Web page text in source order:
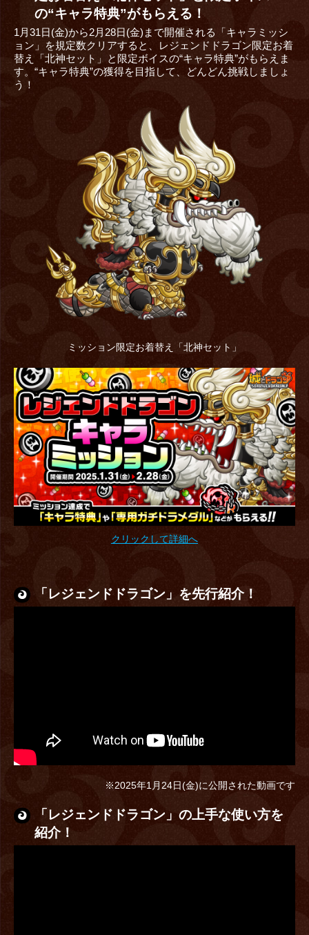
の“キャラ特典”がもらえる！
1月31日(金)から2月28日(金)まで開催される「キャラミッシ
ョン」を規定数クリアすると、レジェンドドラゴン限定お着
替え「北神セット」と限定ボイスの“キャラ特典”がもらえま
す。“キャラ特典”の獲得を目指して、どんどん挑戦しましょ
う！
ミッション限定お着替え「北神セット」
クリックして詳細へ
「レジェンドドラゴン」を先行紹介！
ドラゴン」の先行紹介動画を公開中！※2025年1月24日(金)に公開された動画です
「レジェンドドラゴン」の上手な使い方を
紹介！